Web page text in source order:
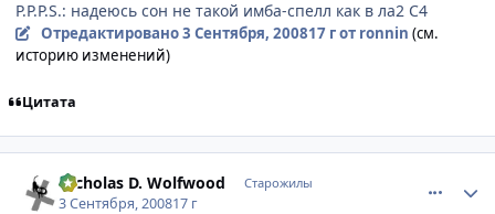
P.P.P.S.: надеюсь сон не такой имба-спелл как в ла2 С4
Отредактировано3 Сентября, 200817 гот ronnin (см.
историю изменений)
Цитата
Nicholas D. Wolfwood Старожилы
3 Сентября, 200817 г